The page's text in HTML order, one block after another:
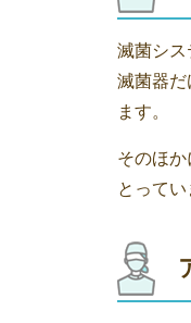
滅菌シス
滅菌器だ
ます。
そのほ
とってい